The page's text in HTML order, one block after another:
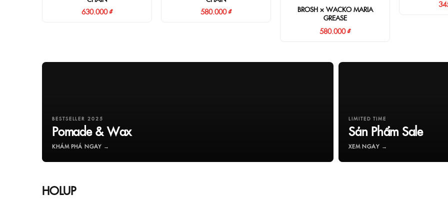
630.000 ₫ 580.000 ₫
BROSH × WACKO MARIA
GREASE
580.000 ₫
BESTSELLER 2025
Pomade & Wax
KHÁM PHÁ NGAY →
LIMITED TIME
Sản Phẩm Sale
XEM NGAY →
HOLUP